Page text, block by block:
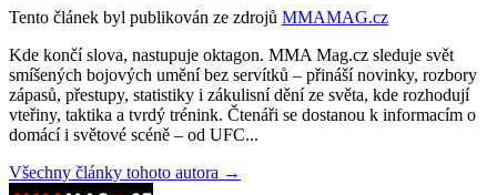
Tento článek byl publikován ze zdrojů MMAMAG.cz
Kde končí slova, nastupuje oktagon. MMA Mag.cz sleduje svět
smíšených bojových umění bez servítků – přináší novinky, rozbory
zápasů, přestupy, statistiky i zákulisní dění ze světa, kde rozhodují
vteřiny, taktika a tvrdý trénink. Čtenáři se dostanou k informacím o
domácí i světové scéně – od UFC...
Všechny články tohoto autora →